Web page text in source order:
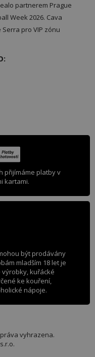
partnerem Prague
Week 2026. Cava
Serra pro VIP zónu
přijímáme platby v
kartami.
být prodávány
mladším 18 let je
kuřácké
ke kouření,
nápoje.
práva vyhrazena.